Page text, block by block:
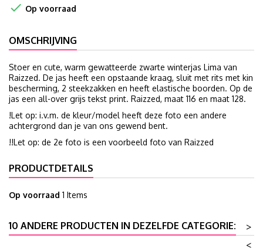
 Op voorraad
OMSCHRIJVING
Stoer en cute, warm gewatteerde zwarte winterjas Lima van
Raizzed. De jas heeft een opstaande kraag, sluit met rits met kin
bescherming, 2 steekzakken en heeft elastische boorden. Op de
jas een all-over grijs tekst print. Raizzed, maat 116 en maat 128.
!Let op: i.v.m. de kleur/model heeft deze foto een andere
achtergrond dan je van ons gewend bent.
!!Let op: de 2e foto is een voorbeeld foto van Raizzed
PRODUCTDETAILS
Op voorraad 1 Items
10 ANDERE PRODUCTEN IN DEZELFDE CATEGORIE:
>
<